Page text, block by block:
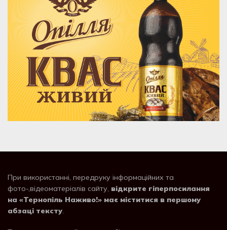
При використанні, передруку інформаційних та
фото-,відеоматеріалів сайту, відкрите гіперпосилання
на «Тернопіль Наживо!» має міститися в першому
абзаці тексту.